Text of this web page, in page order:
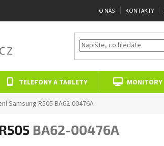
O NÁS KONTAKTY
TELEFONY A TABLETY MONITORY
Samsung R505BA62-00476A
BA62-00476A